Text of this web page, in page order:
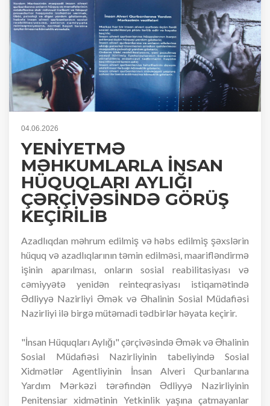
04.06.2026
YENİYETMƏ
MƏHKUMLARLA İNSAN
HÜQUQLARI AYLIĞI
ÇƏRÇİVƏSİNDƏ GÖRÜŞ
KEÇİRİLİB
Azadlıqdan məhrum edilmiş və həbs edilmiş şəxslərin
hüquq və azadlıqlarının təmin edilməsi, maarifləndirmə
işinin aparılması, onların sosial reabilitasiyası və
cəmiyyətə yenidən reinteqrasiyası istiqamətində
Ədliyyə Nazirliyi Əmək və Əhalinin Sosial Müdafiəsi
Nazirliyi ilə birgə mütəmadi tədbirlər həyata keçirir.
"İnsan Hüquqları Aylığı" çərçivəsində Əmək və Əhalinin
Sosial Müdafiəsi Nazirliyinin tabeliyində Sosial
Xidmətlər Agentliyinin İnsan Alveri Qurbanlarına
Yardım Mərkəzi tərəfindən Ədliyyə Nazirliyinin
Penitensiar xidmətinin Yetkinlik yaşına çatmayanlar